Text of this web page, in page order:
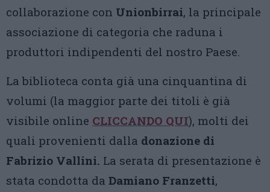
collaborazione con Unionbirrai, la principale
associazione di categoria che raduna i
produttori indipendenti del nostro Paese.
La biblioteca conta già una cinquantina di
volumi (la maggior parte dei titoli è già
visibile online CLICCANDO QUI), molti dei
quali provenienti dalla donazione di
Fabrizio Vallini. La serata di presentazione è
stata condotta da Damiano Franzetti,